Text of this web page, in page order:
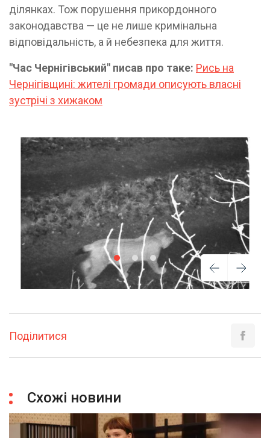
ділянках. Тож порушення прикордонного
законодавства — це не лише кримінальна
відповідальність, а й небезпека для життя.
"Час Чернігівський" писав про таке: Рись на
Чернігівщині: жителі громади описують власні
зустрічі з хижаком
Поділитися
Схожі новини